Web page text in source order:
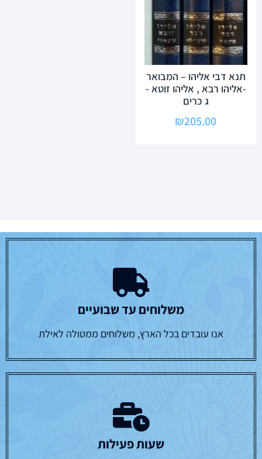
תנא דבי אליהו – המבואר
-אליהו רבא , אליהו זוטא -
ג כרים
₪205.00
משלוחים עד שבועיים
אנו עובדים בכל הארץ, משלוחים ממטולה לאילת
שעות פעילות